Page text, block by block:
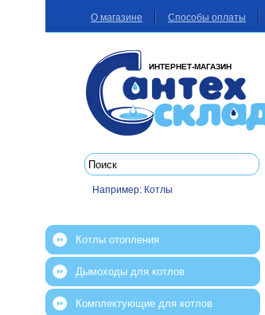
О магазине Способы оплаты
ИНТЕРНЕТ-МАГАЗИН
Например: Котлы
Котлы отопления
Дымоходы для котлов
Комплектующие для котлов